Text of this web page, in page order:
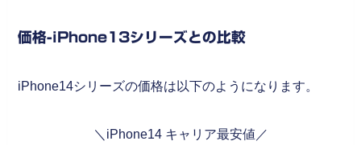
価格-iPhone13シリーズとの比較
iPhone14シリーズの価格は以下のようになります。
＼iPhone14 キャリア最安値／